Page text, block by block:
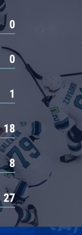
0
0
1
18
8
27